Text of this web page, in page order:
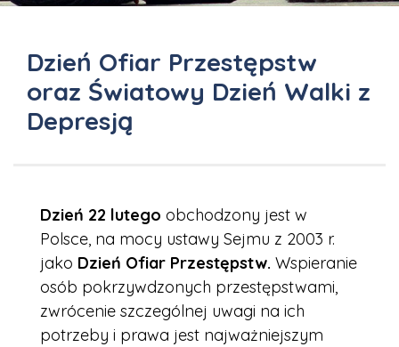
Dzień Ofiar Przestępstw
oraz Światowy Dzień Walki z
Depresją
Dzień 22 lutego obchodzony jest w
Polsce, na mocy ustawy Sejmu z 2003 r.
jako Dzień Ofiar Przestępstw. Wspieranie
osób pokrzywdzonych przestępstwami,
zwrócenie szczególnej uwagi na ich
potrzeby i prawa jest najważniejszym